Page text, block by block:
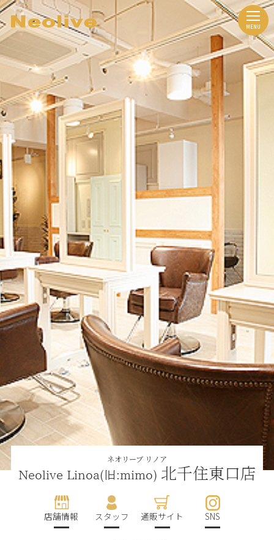
ネオリーブ リノア
Neolive Linoa(旧:mimo) 北千住東口店
店舗情報 スタッフ 通販サイト SNS